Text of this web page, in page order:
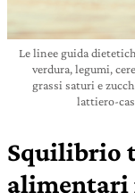
Le linee guida
verdura, legumi,
grassi saturi e
lattiero-
Squilibrio
alimentari